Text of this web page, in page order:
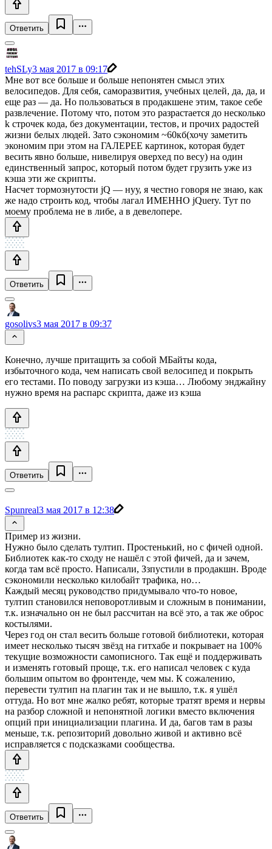
Ответить
tehSLy3 мая 2017 в 09:17
Мне вот все больше и больше непонятен смысл этих
велосипедов. Для себя, саморазвития, учебных целей, да, да, и
еще раз — да. Но пользоваться в продакшене этим, такое себе
развлечение. Потому что, потом это разрастается до несколько
k строчек кода, без документации, тестов, и прочих радостей
жизни белых людей. Зато сэкономим ~60кб(хочу заметить
экономим при этом на ГАЛЕРЕЕ картинок, которая будет
весить явно больше, нивелируя оверхед по весу) на один
единственный запрос, который потом будет грузить уже из
кэша эти же скрипты.
Насчет тормознутости jQ — нуу, я честно говоря не знаю, как
же надо строить код, чтобы лагал ИМЕННО jQuery. Тут по
моему проблема не в либе, а в девелопере.
Ответить
gosolivs3 мая 2017 в 09:37
Конечно, лучше притащить за собой МБайты кода,
избыточного кода, чем написать свой велосипед и покрыть
его тестами. По поводу загрузки из кэша… Любому энджайну
нужно время на распарс скрипта, даже из кэша
Ответить
Spunreal3 мая 2017 в 12:38
Пример из жизни.
Нужно было сделать тултип. Простенький, но с фичей одной.
Библиотек как-то сходу не нашёл с этой фичей, да и зачем,
когда там всё просто. Написали, Ззпустили в продакшн. Вроде
сэкономили несколько килобайт трафика, но…
Каждый месяц руководство придумывало что-то новое,
тултип становился неповоротливым и сложным в понимании,
т.к. изначально он не был рассчитан на всё это, а так же оброс
костылями.
Через год он стал весить больше готовой библиотеки, которая
имеет несколько тысяч звёзд на гитхабе и покрывает на 100%
текущие возможности самописного. Так ещё и поддерживать
и изменять готовый проще, т.к. его написал человек с куда
большим опытом во фронтенде, чем мы. К сожалению,
перевести тултип на плагин так и не вышло, т.к. я ушёл
оттуда. Но вот мне жалко ребят, которые тратят время и нервы
на разбор сложной и непонятной логики вместо включения
опций при инициализации плагина. И да, багов там в разы
меньше, т.к. репозиторий довольно живой и активно всё
исправляется с подсказками сообщества.
Ответить